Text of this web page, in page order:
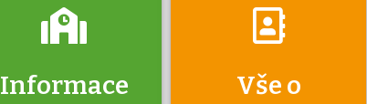
Informace
Vše o